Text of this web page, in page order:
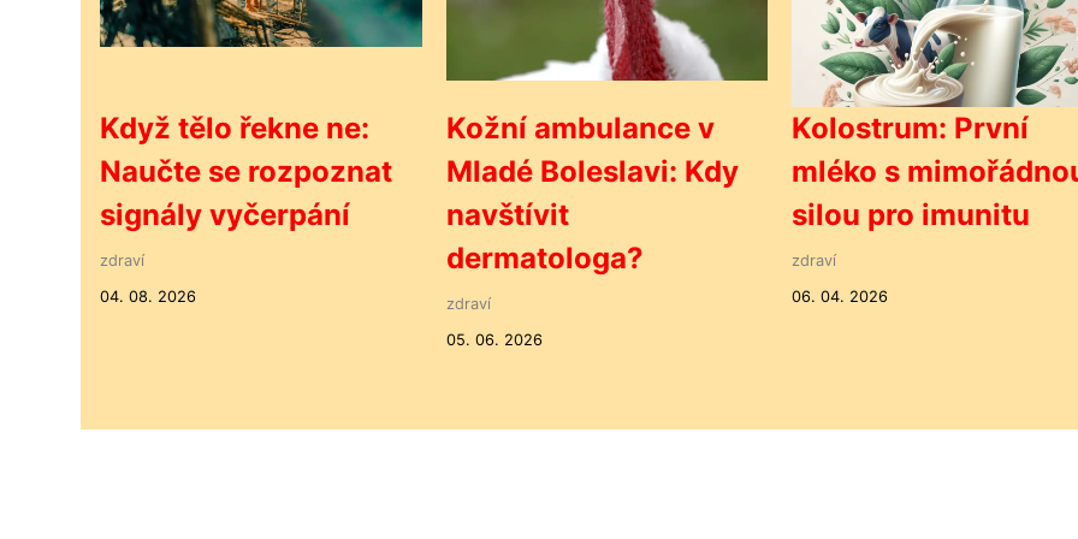
Když tělo řekne ne:
Naučte se rozpoznat
signály vyčerpání
zdraví
04. 08. 2026
Kožní ambulance v
Mladé Boleslavi: Kdy
navštívit
dermatologa?
zdraví
05. 06. 2026
Kolostrum: První
mléko s
silou pro imunitu
zdraví
06. 04. 2026